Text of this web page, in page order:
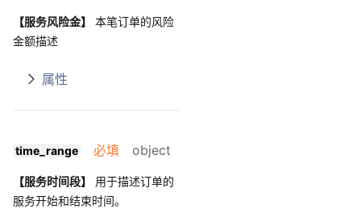
【服务风险金】
本笔订单的风险
金额描述
属性
time_range 必填 object
【服务时间段】
用于描述订单的
服务开始和结束时间。